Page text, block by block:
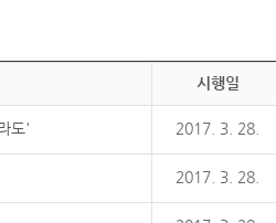
시행일
도' 2017. 3. 28.
2017. 3. 28.